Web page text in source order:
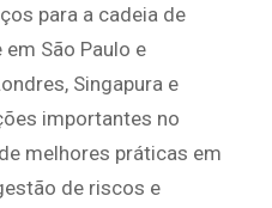
para a cadeia de
São Paulo e
Singapura e
importantes no
melhores práticas em
de riscos e